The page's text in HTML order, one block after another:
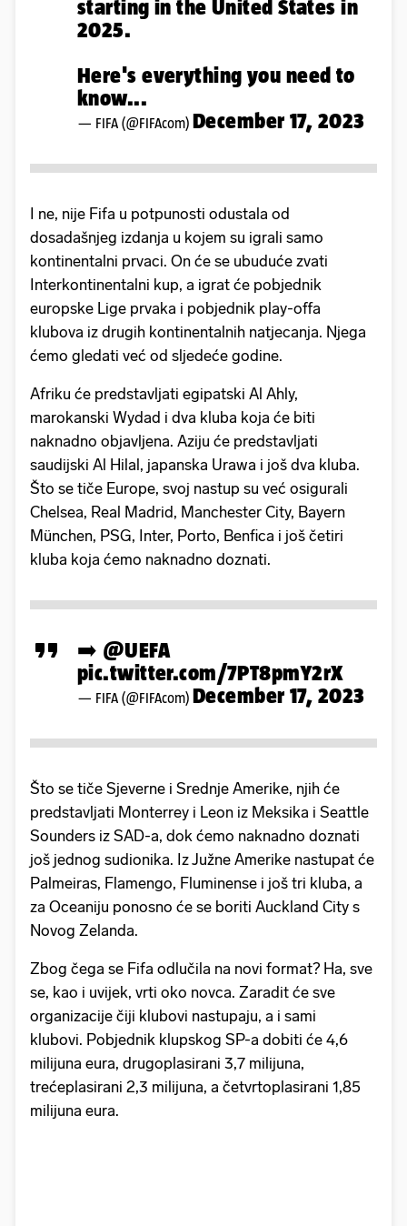
starting in the United States in
2025.
Here's everything you need to
know...
— FIFA (@FIFAcom) December 17, 2023
I ne, nije Fifa u potpunosti odustala od
dosadašnjeg izdanja u kojem su igrali samo
kontinentalni prvaci. On će se ubuduće zvati
Interkontinentalni kup, a igrat će pobjednik
europske Lige prvaka i pobjednik play-offa
klubova iz drugih kontinentalnih natjecanja. Njega
ćemo gledati već od sljedeće godine.
Afriku će predstavljati egipatski Al Ahly,
marokanski Wydad i dva kluba koja će biti
naknadno objavljena. Aziju će predstavljati
saudijski Al Hilal, japanska Urawa i još dva kluba.
Što se tiče Europe, svoj nastup su već osigurali
Chelsea, Real Madrid, Manchester City, Bayern
München, PSG, Inter, Porto, Benfica i još četiri
kluba koja ćemo naknadno doznati.
➡️ @UEFA
pic.twitter.com/7PT8pmY2rX
— FIFA (@FIFAcom) December 17, 2023
Što se tiče Sjeverne i Srednje Amerike, njih će
predstavljati Monterrey i Leon iz Meksika i Seattle
Sounders iz SAD-a, dok ćemo naknadno doznati
još jednog sudionika. Iz Južne Amerike nastupat će
Palmeiras, Flamengo, Fluminense i još tri kluba, a
za Oceaniju ponosno će se boriti Auckland City s
Novog Zelanda.
Zbog čega se Fifa odlučila na novi format? Ha, sve
se, kao i uvijek, vrti oko novca. Zaradit će sve
organizacije čiji klubovi nastupaju, a i sami
klubovi. Pobjednik klupskog SP-a dobiti će 4,6
milijuna eura, drugoplasirani 3,7 milijuna,
trećeplasirani 2,3 milijuna, a četvrtoplasirani 1,85
milijuna eura.